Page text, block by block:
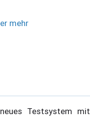
mehr
Testsystem mit